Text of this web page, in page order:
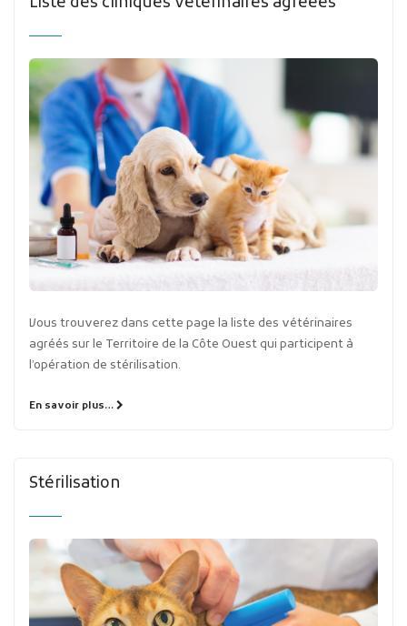
Vous trouverez dans cette page la liste des vétérinaires
agréés sur le Territoire de la Côte Ouest qui participent à
l’opération de stérilisation.
En savoir plus…
Stérilisation